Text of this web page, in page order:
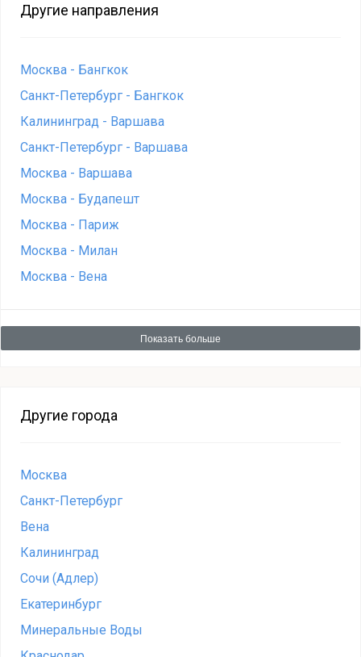
Другие направления
Москва - Бангкок
Санкт-Петербург - Бангкок
Калининград - Варшава
Санкт-Петербург - Варшава
Москва - Варшава
Москва - Будапешт
Москва - Париж
Москва - Милан
Москва - Вена
Показать больше
Другие города
Москва
Санкт-Петербург
Вена
Калининград
Сочи (Адлер)
Екатеринбург
Минеральные Воды